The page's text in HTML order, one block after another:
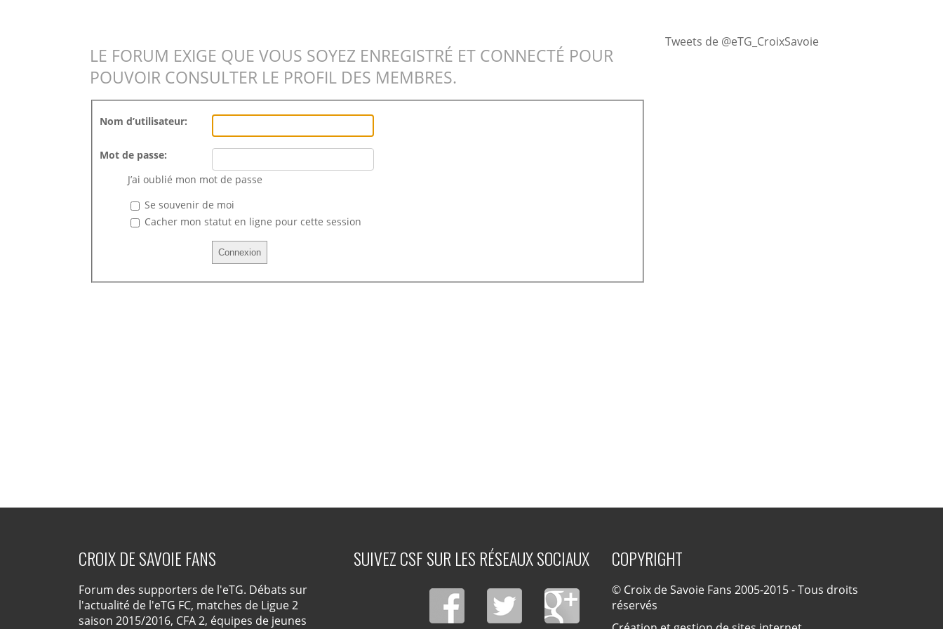
LE FORUM EXIGE QUE VOUS SOYEZ ENREGISTRÉ ET CONNECTÉ POUR
POUVOIR CONSULTER LE PROFIL DES MEMBRES.
Nom d’utilisateur:
Mot de passe:
J’ai oublié mon mot de passe
Se souvenir de moi
Cacher mon statut en ligne pour cette session
Tweets de @eTG_CroixSavoie
CROIX DE SAVOIE FANS
Forum des supporters de l'eTG. Débats sur
l'actualité de l'eTG FC, matches de Ligue 2
saison 2015/2016, CFA 2, équipes de jeunes
SUIVEZ CSF SUR LES RÉSEAUX SOCIAUX COPYRIGHT
© Croix de Savoie Fans 2005-2015 - Tous droits
réservés